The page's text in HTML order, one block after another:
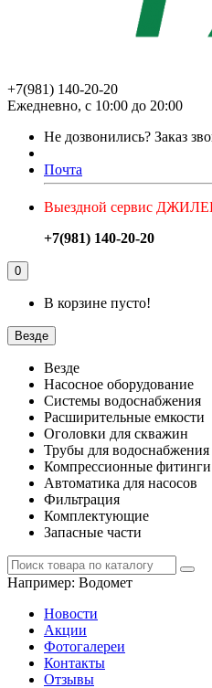
+7(981) 140-20-20
Ежедневно, с 10:00 до 20:00
Не дозвонились? Заказ
Почта
Выездной сервис
+7(981) 140-20-20
0
В корзине пусто!
Везде
Везде
Насосное оборудование
Системы водоснабжения
Расширительные емкости
Оголовки для скважин
Трубы для водоснабжения
Компрессионные фитинги
Автоматика для насосов
Фильтрация
Комплектующие
Запасные части
Например: Водомет
Новости
Акции
Фотогалереи
Контакты
Отзывы